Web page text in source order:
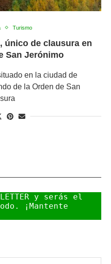
Turismo
único de clausura en
San Jerónimo
en la ciudad de
de la Orden de San
y serás el
¡Mantente